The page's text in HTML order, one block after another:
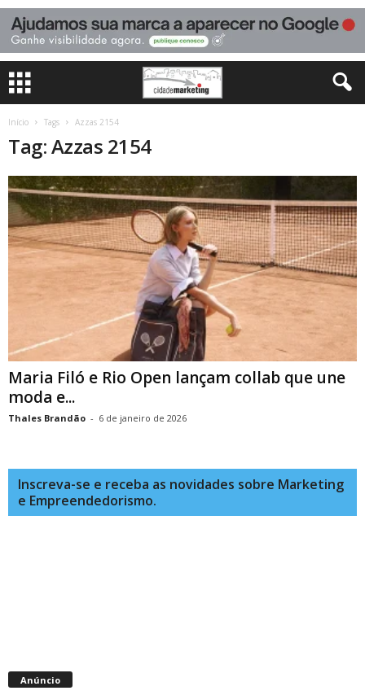
Início Tags Azzas 2154
Tag: Azzas 2154
Maria Filó e Rio Open lançam collab que une
moda e...
Thales Brandão - 6 de janeiro de 2026
Inscreva-se e receba as novidades sobre Marketing
e Empreendedorismo.
Anúncio